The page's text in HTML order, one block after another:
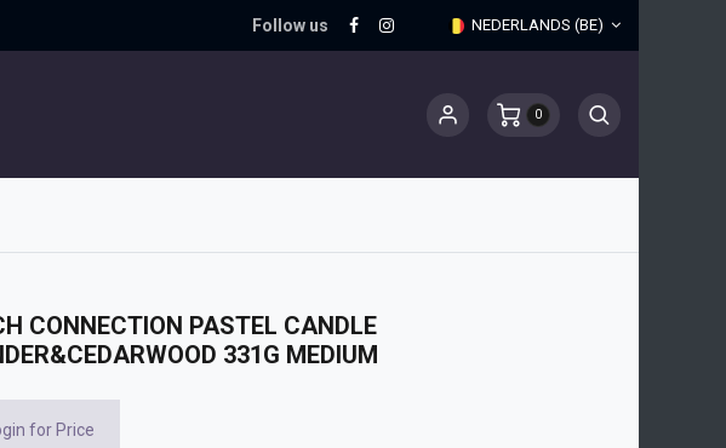
Follow us NEDERLANDS (BE)
0
CONNECTION PASTEL CANDLE
331G MEDIUM
for Price